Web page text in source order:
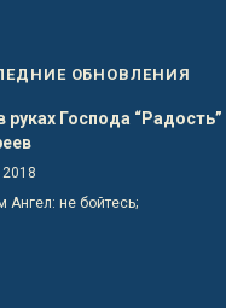
ОБНОВЛЕНИЯ
руках Господа
Ангел: не бойтесь;